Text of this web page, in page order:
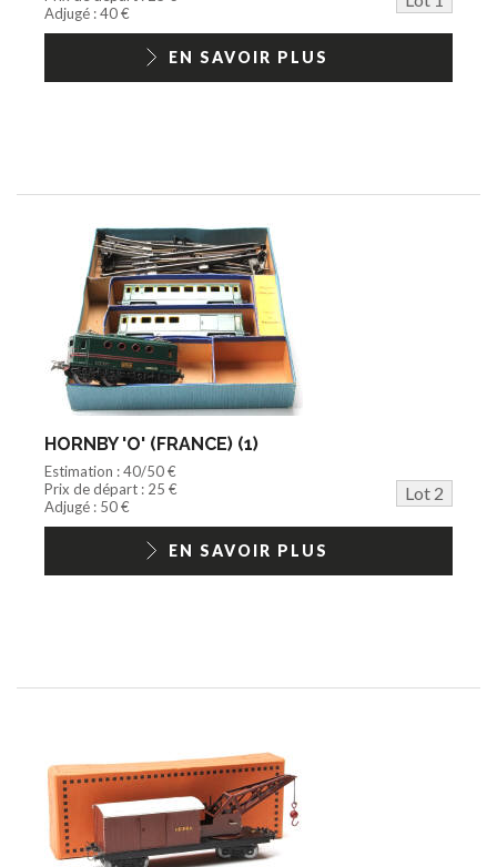
Jouets Fast Food
Trading cards
1/18ème moderne
Adjugé : 40 €
EN SAVOIR PLUS
HORNBY 'O' (FRANCE) (1)
Estimation : 40/50 €
Prix de départ : 25 €
Lot 2
Adjugé : 50 €
EN SAVOIR PLUS